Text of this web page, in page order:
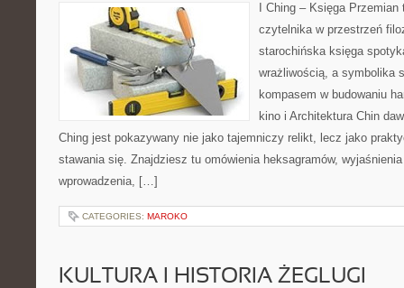
I Ching – Księga
czytelnika w przestrzeń
starochińska księga
wrażliwością, a symbolika
kompasem w budowaniu
kino i Architektura Chin
Ching jest pokazywany nie jako tajemniczy relikt, lecz jako
stawania się. Znajdziesz tu omówienia heksagramów,
wprowadzenia, […]
CATEGORIES: MAROKO
KULTURA I HISTORIA ŻEGLUGI